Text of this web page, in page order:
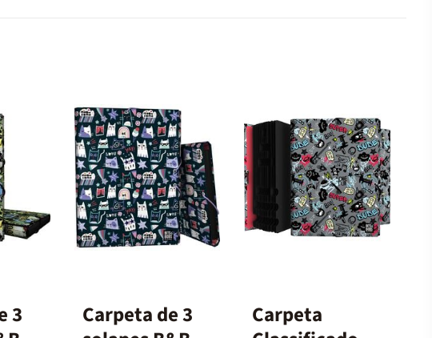
3
Carpeta de 3
Carpeta